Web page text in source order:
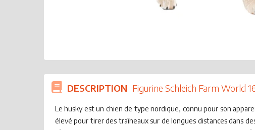
DESCRIPTION Figurine Schleich Farm World
Le husky est un chien de type nordique, connu pour son
élevé pour tirer des traîneaux sur de longues distances dans